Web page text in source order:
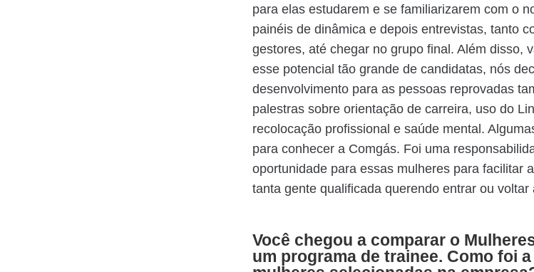
para elas estudarem e se familiarizarem com o
painéis de dinâmica e depois entrevistas, tanto
gestores, até chegar no grupo final. Além disso,
esse potencial tão grande de candidatas, nós
desenvolvimento para as pessoas reprovadas
palestras sobre orientação de carreira, uso do
recolocação profissional e saúde mental.
para conhecer a Comgás. Foi uma
oportunidade para essas mulheres para facilitar
tanta gente qualificada querendo entrar ou
Você chegou a comparar o
um programa de trainee. Como foi